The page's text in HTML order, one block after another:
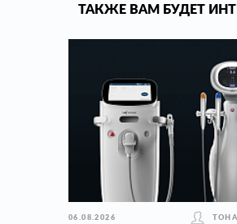
ТАКЖЕ ВАМ БУДЕТ
06.08.2026